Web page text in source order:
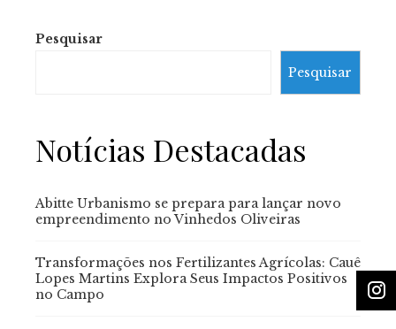
Pesquisar
Pesquisar
Notícias Destacadas
Abitte Urbanismo se prepara para lançar novo
empreendimento no Vinhedos Oliveiras
Transformações nos Fertilizantes Agrícolas: Cauê
Lopes Martins Explora Seus Impactos Positivos
no Campo